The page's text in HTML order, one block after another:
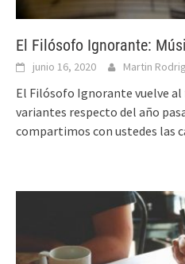
El Filósofo Ignorante:
junio 16, 2020 Martin
El Filósofo Ignorante vuelve
variantes respecto del año
compartimos con ustedes las